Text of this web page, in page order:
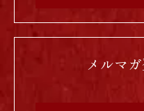
メルマ